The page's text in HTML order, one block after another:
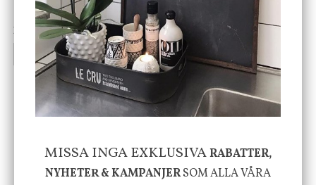
199 kr
INFO KÖP
vit, Utomhus
499 kr
INFO
-20%
MISSA INGA EXKLUSIVARABATTER,
NYHETER & KAMPANJERSOM ALLA VÅRA